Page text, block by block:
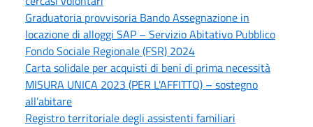
Graduatoria provvisoria Bando Assegnazione in
locazione di alloggi SAP – Servizio Abitativo Pubblico
Fondo Sociale Regionale (FSR) 2024
Carta solidale per acquisti di beni di prima necessità
MISURA UNICA 2023 (PER L'AFFITTO) – sostegno
all’abitare
Registro territoriale degli assistenti familiari